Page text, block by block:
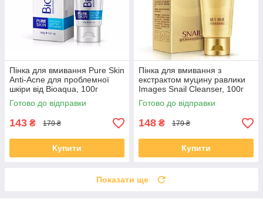
Пінка для вмивання Pure Skin
Anti-Acne для проблемної
шкіри від Bioaqua, 100г
Готово до відправки
143 ₴ 179 ₴
Купити
Пінка для вмивання з
екстрактом муцину равлики
Images Snail Cleanser, 100г
Готово до відправки
148 ₴ 179 ₴
Купити
Показати ще